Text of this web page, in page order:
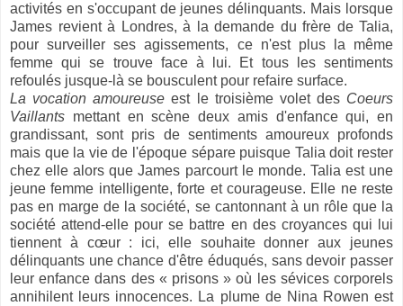
activités en s'occupant de jeunes délinquants. Mais lorsque
James revient à Londres, à la demande du frère de Talia,
pour surveiller ses agissements, ce n'est plus la même
femme qui se trouve face à lui. Et tous les sentiments
refoulés jusque-là se bousculent pour refaire surface.
La vocation amoureuse est le troisième volet des Coeurs
Vaillants mettant en scène deux amis d'enfance qui, en
grandissant, sont pris de sentiments amoureux profonds
mais que la vie de l'époque sépare puisque Talia doit rester
chez elle alors que James parcourt le monde. Talia est une
jeune femme intelligente, forte et courageuse. Elle ne reste
pas en marge de la société, se cantonnant à un rôle que la
société attend-elle pour se battre en des croyances qui lui
tiennent à cœur : ici, elle souhaite donner aux jeunes
délinquants une chance d'être éduqués, sans devoir passer
leur enfance dans des « prisons » où les sévices corporels
annihilent leurs innocences. La plume de Nina Rowen est